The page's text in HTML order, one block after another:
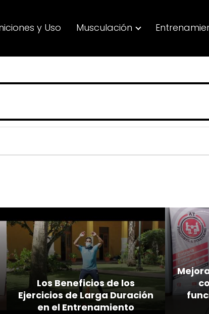
y Uso Musculación
Los Beneficios de los
Ejercicios de Larga Duración
en el Entrenamiento